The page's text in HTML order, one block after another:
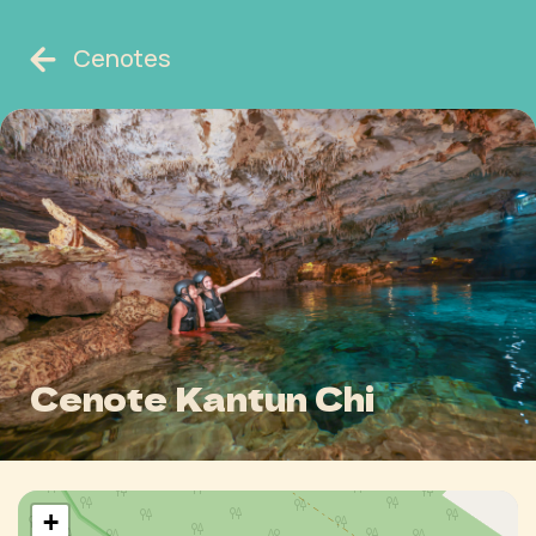
Cenotes
Cenote Kantun Chi
+